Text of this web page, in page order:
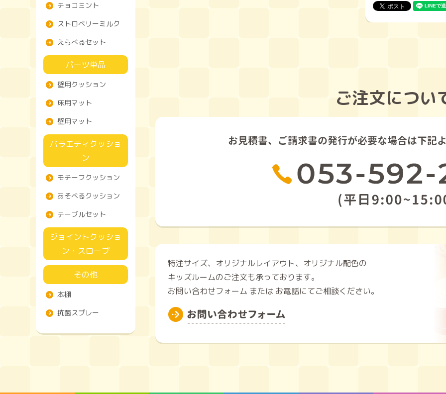
ご注文につい
特注サイズ、オリジナルレイアウト、オリジナル配色の
キッズルームのご注文も承っております。
お問い合わせフォーム または お電話にてご相談ください。
チョコミント
ストロベリーミルク
えらべるセット
パーツ単品
壁用クッション
床用マット
壁用マット
バラエティクッショ
ン
モチーフクッション
あそべるクッション
テーブルセット
ジョイントクッショ
ン・スロープ
その他
本棚
抗菌スプレー